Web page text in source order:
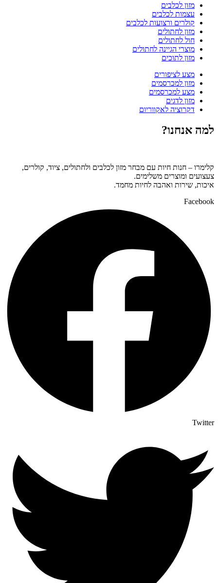
מזון לכלבים
עצמות לכלבים
קולרים ורצועות לכלבים
מזון לחתולים
חול לחתולים
מוצרי הגיינה לחתולים
מזון לתוכים
מצע לציפורים
מזון למכרסמים
מצע למכרסמים
מזון לדגים
דקרוציה לאקווריום
למה אנחנו?
קלימרו – חנות חיות עם מבחר מזון לכלבים ולחתולים, ציוד, קולרים,
צעצועים ומוצרים משלימים.
איכות, שירות ואהבה לחיות מחמד.
Facebook
Twitter